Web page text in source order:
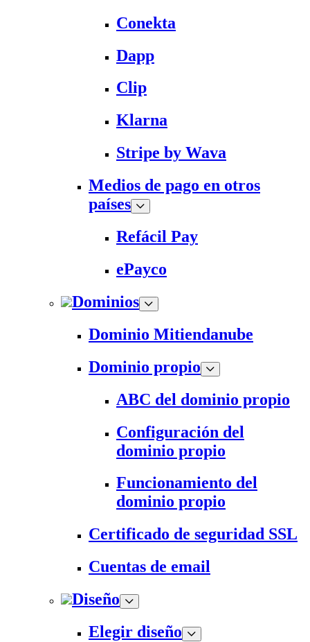
Conekta
Dapp
Clip
Klarna
Stripe by Wava
Medios de pago en otros
países
Refácil Pay
ePayco
Dominios
Dominio Mitiendanube
Dominio propio
ABC del dominio propio
Configuración del
dominio propio
Funcionamiento del
dominio propio
Certificado de seguridad SSL
Cuentas de email
Diseño
Elegir diseño